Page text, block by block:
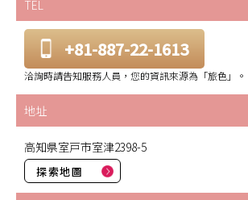
TEL
+81-887-22-1613
洽詢時請告知服務人員，您的資訊來源為「旅色」。
地址
高知県室戸市室津2398-5
探索地圖